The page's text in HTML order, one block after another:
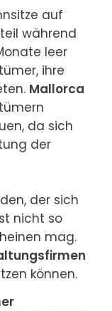
auf
während
leer
ihre
Mallorca
da sich
der
der sich
nicht so
mag.
können.